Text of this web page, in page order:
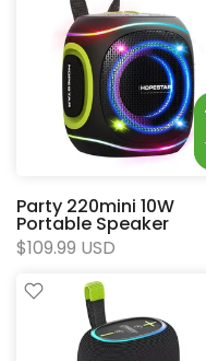
Party 220mini 10W
Portable Speaker
$109.99 USD